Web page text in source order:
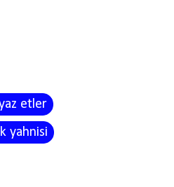
etler
yahnisi